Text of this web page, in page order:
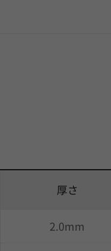
厚さ
2.0mm